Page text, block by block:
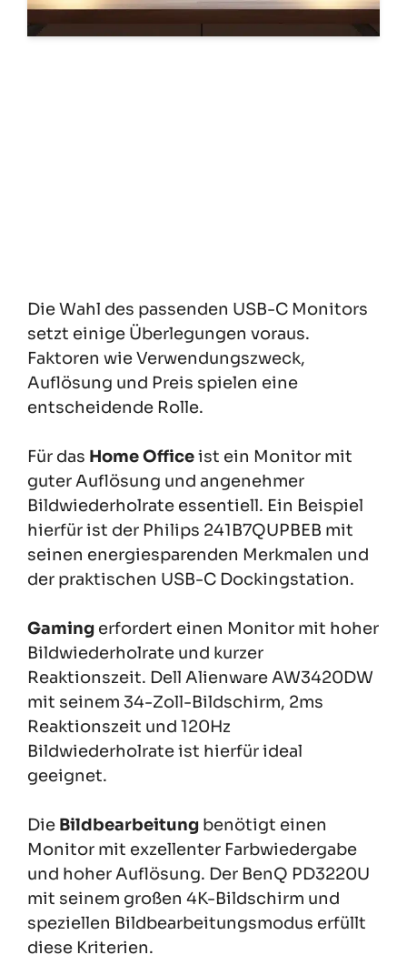
Die Wahl des passenden USB-C Monitors
setzt einige Überlegungen voraus.
Faktoren wie Verwendungszweck,
Auflösung und Preis spielen eine
entscheidende Rolle.
Für das Home Officeist ein Monitor mit
guter Auflösung und angenehmer
Bildwiederholrate essentiell. Ein Beispiel
hierfür ist der Philips 241B7QUPBEB mit
seinen energiesparenden Merkmalen und
der praktischen USB-C Dockingstation.
Gaming erfordert einen Monitor mit hoher
Bildwiederholrate und kurzer
Reaktionszeit. Dell Alienware AW3420DW
mit seinem 34-Zoll-Bildschirm, 2ms
Reaktionszeit und 120Hz
Bildwiederholrate ist hierfür ideal
geeignet.
Die Bildbearbeitung benötigt einen
Monitor mit exzellenter Farbwiedergabe
und hoher Auflösung. Der BenQ PD3220U
mit seinem großen 4K-Bildschirm und
speziellen Bildbearbeitungsmodus erfüllt
diese Kriterien.